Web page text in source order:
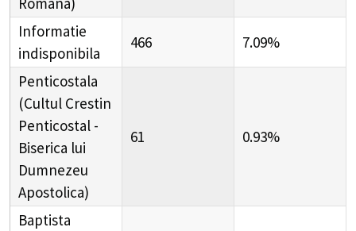
Informatie
indisponibila
466 7.09%
Penticostala
(Cultul Crestin
Penticostal -
Biserica lui
Dumnezeu
Apostolica)
61 0.93%
Baptista